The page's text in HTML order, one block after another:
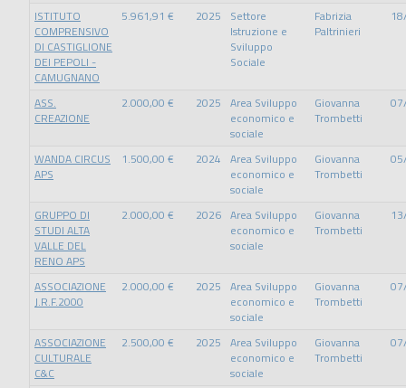
ISTITUTO
COMPRENSIVO
DI CASTIGLIONE
DEI PEPOLI -
CAMUGNANO
5.961,91 € 2025
Settore
Istruzione e
Sviluppo
Sociale
Fabrizia
Paltrinieri
ASS.
CREAZIONE
2.000,00 € 2025 Area Sviluppo
economico e
sociale
Giovanna
Trombetti
WANDA CIRCUS
APS
1.500,00 € 2024 Area Sviluppo
economico e
sociale
Giovanna
Trombetti
GRUPPO DI
STUDI ALTA
VALLE DEL
RENO APS
2.000,00 € 2026 Area Sviluppo
economico e
sociale
Giovanna
Trombetti
ASSOCIAZIONE
J.R.F.2000
2.000,00 € 2025 Area Sviluppo
economico e
sociale
Giovanna
Trombetti
ASSOCIAZIONE
CULTURALE
C&C
2.500,00 € 2025 Area Sviluppo
economico e
sociale
Giovanna
Trombetti